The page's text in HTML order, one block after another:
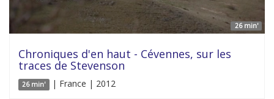
26 min'
Chroniques d'en haut - Cévennes, sur les
traces de Stevenson
26 min' | France | 2012